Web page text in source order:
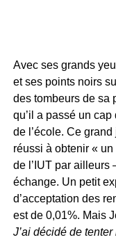
Avec ses grands
et ses points noirs
des tombeurs de sa
qu’il a passé un
de l’école. Ce
réussi à obtenir « un
de l’IUT par ailleurs
échange. Un petit
d’acceptation des
est de 0,01%. Mais
J’ai décidé de